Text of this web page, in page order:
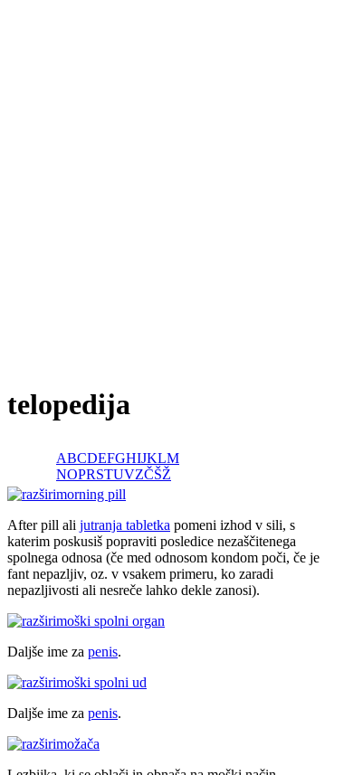
telopedija
ABCDEFGHIJKLM
NOPRSTUVZČŠŽ
morning pill
After pill ali jutranja tabletka pomeni izhod v sili, s
katerim poskusiš popraviti posledice nezaščitenega
spolnega odnosa (če med odnosom kondom poči, če je
fant nepazljiv, oz. v vsakem primeru, ko zaradi
nepazljivosti ali nesreče lahko dekle zanosi).
moški spolni organ
Daljše ime za penis.
moški spolni ud
Daljše ime za penis.
možača